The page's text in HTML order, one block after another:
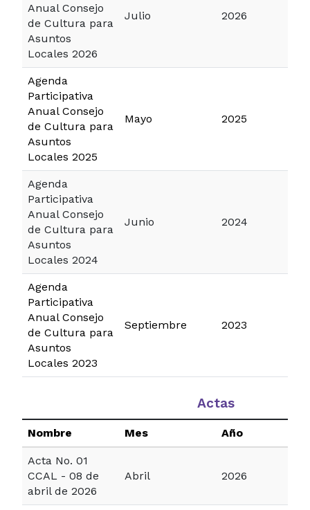
Anual Consejo
de Cultura para
Asuntos
Locales 2026
Julio 2026
Agenda
Participativa
Anual Consejo
de Cultura para
Asuntos
Locales 2025
Mayo 2025
Agenda
Participativa
Anual Consejo
de Cultura para
Asuntos
Locales 2024
Junio 2024
Agenda
Participativa
Anual Consejo
de Cultura para
Asuntos
Locales 2023
Septiembre 2023
Actas
Nombre Mes Año
Acta No. 01
CCAL - 08 de
abril de 2026
Abril 2026